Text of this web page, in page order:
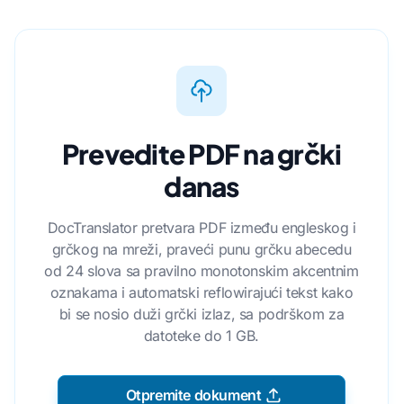
Prevedite PDF na grčki
danas
DocTranslator pretvara PDF između engleskog i
grčkog na mreži, praveći punu grčku abecedu
od 24 slova sa pravilno monotonskim akcentnim
oznakama i automatski reflowirajući tekst kako
bi se nosio duži grčki izlaz, sa podrškom za
datoteke do 1 GB.
Otpremite dokument